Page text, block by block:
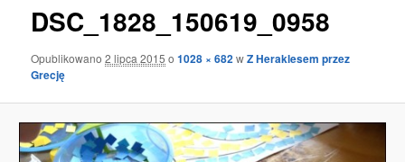
DSC_1828_150619_0958
Opublikowano2 lipca 2015 o1028 × 682wZ Heraklesem przez
Grecję